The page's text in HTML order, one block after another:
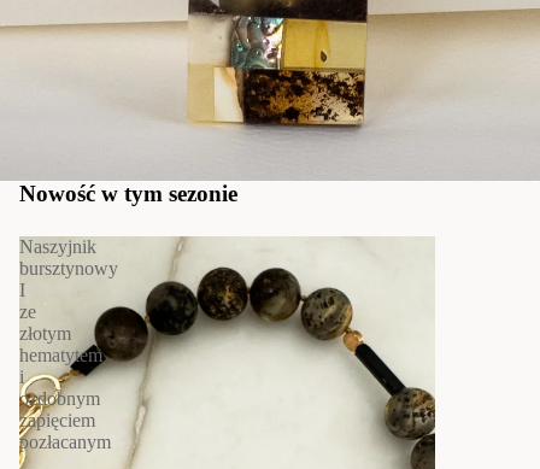
Nowość w tym sezonie
Naszyjnik
bursztynowy
I
ze
złotym
hematytem
i
ozdobnym
zapięciem
pozłacanym